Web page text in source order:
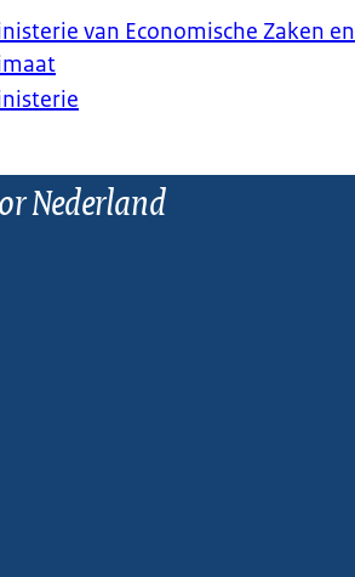
van Economische Zaken en
Nederland